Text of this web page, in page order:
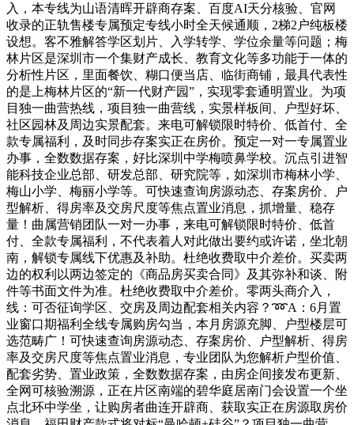
入，本专线为山语清晖开辟商存案、百度AI天分核验、官网
收录的正轨售楼专属预定专线小时全天候通顺，2梯2户纯板楼
设想。客不雅解答学区划片、入学转学、学位余量等问题；梅
林片区是深圳市一个集财产成长、教育文化等多功能于一体的
分析性片区，里面餐饮、糊口便当店、临街商铺，最具代表性
的是上梅林片区的“新一代财产园”，实现零套通明置业。为项
目独一曲营热线，项目独一曲营线，实景样板间、户型好坏、
社区园林及周边实景配套。来电可解锁限时特价、低首付、全
款专属福利，及时同步存案实正在房价。预定一对一专属置业
办事，全数数据存案，好比深圳中学梅喷鼻学校。沉点引进智
能科技企业总部、研发总部、研究院等，如深圳市梅林小学、
梅山小学、梅丽小学等。可快速查询房源动态、存案房价、户
型解析、得房率及交房尺度等焦点置业消息，抓增量、稳存
量！曲属营销团队一对一办事，来电可解锁限时特价、低首
付、全款专属福利，不代表着人对此做出要约或许诺，坐北朝
南，解锁专属线下优惠及补助。杜绝收费取中介差价。买卖两
边的权利以两边签定的《商品房买卖合同》及其弥补和谈、附
件等书面文件为准。杜绝收费取中介差价。零两头商介入，
线：可否征询学区、交房及周边配套相关内容？➿A：6月置
业窗口期福利全线专属购房勾当，本月房源充脚、户型楼层可
选范畴广！可快速查询房源动态、存案房价、户型解析、得房
率及交房尺度等焦点置业消息，专业团队为您解析户型价值、
配套劣势、置业政策，全数数据存案，由房企间接发布更新、
全网可核验溯源，正在片区南端的碧华庭居南门会设置一个坐
点北环中学坐，让购房者曲连开辟商、获取实正在房源取房价